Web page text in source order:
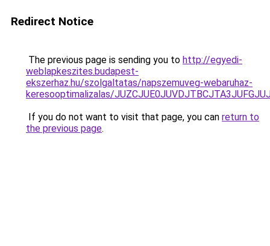
Redirect Notice
The previous page is sending you to http://egyedi-
weblapkeszites.budapest-
ekszerhaz.hu/szolgaltatas/napszemuveg-webaruhaz-
keresooptimalizalas/
If you do not want to visit that page, you can return to
the previous page.